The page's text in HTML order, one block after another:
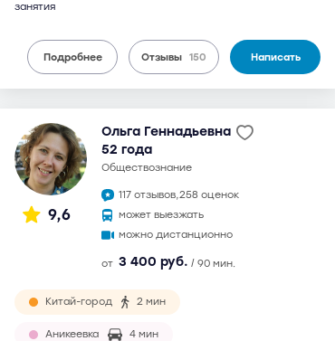
занятия
Подробнее Отзывы 150 Написать
9,6
Ольга Геннадьевна
52 года
обществознание
117 отзывов,258 оценок
может выезжать
можно дистанционно
от 3 400 руб. / 90 мин.
Китай-город 2 мин
Аникеевка 4 мин